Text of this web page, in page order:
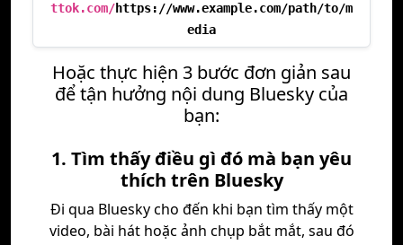
ttok.com/https://www.example.com/path/to/m
edia
Hoặc thực hiện 3 bước đơn giản sau
để tận hưởng nội dung Bluesky của
bạn:
1. Tìm thấy điều gì đó mà bạn yêu
thích trên Bluesky
Đi qua Bluesky cho đến khi bạn tìm thấy một
video, bài hát hoặc ảnh chụp bắt mắt, sau đó